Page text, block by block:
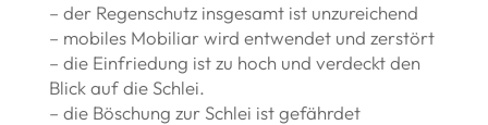
– der Regenschutz insgesamt ist unzureichend
– mobiles Mobiliar wird entwendet und zerstört
– die Einfriedung ist zu hoch und verdeckt den
Blick auf die Schlei.
– die Böschung zur Schlei ist gefährdet